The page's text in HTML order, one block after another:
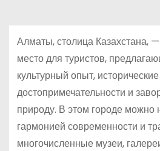
Алматы, столица Казахстана,
место для туристов,
культурный опыт, исторические
достопримечательности и
природу. В этом городе можно
гармонией современности и
многочисленные музеи,